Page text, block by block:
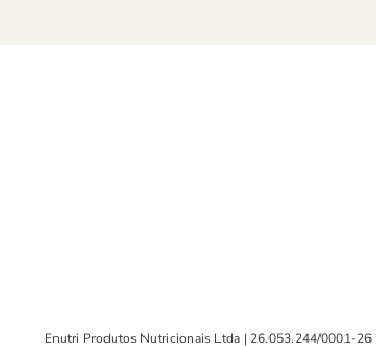
Enutri Produtos Nutricionais Ltda | 26.053.244/0001-26